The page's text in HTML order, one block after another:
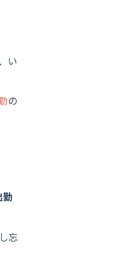
い
の
勤
忘